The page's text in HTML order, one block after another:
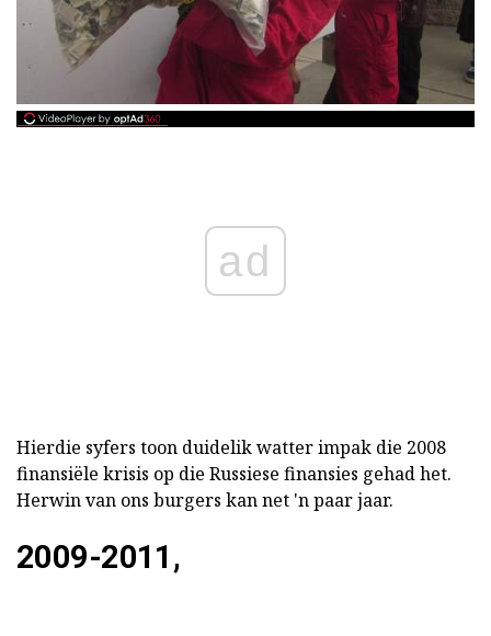
ad
Hierdie syfers toon duidelik watter impak die 2008
finansiële krisis op die Russiese finansies gehad het.
Herwin van ons burgers kan net 'n paar jaar.
2009-2011,